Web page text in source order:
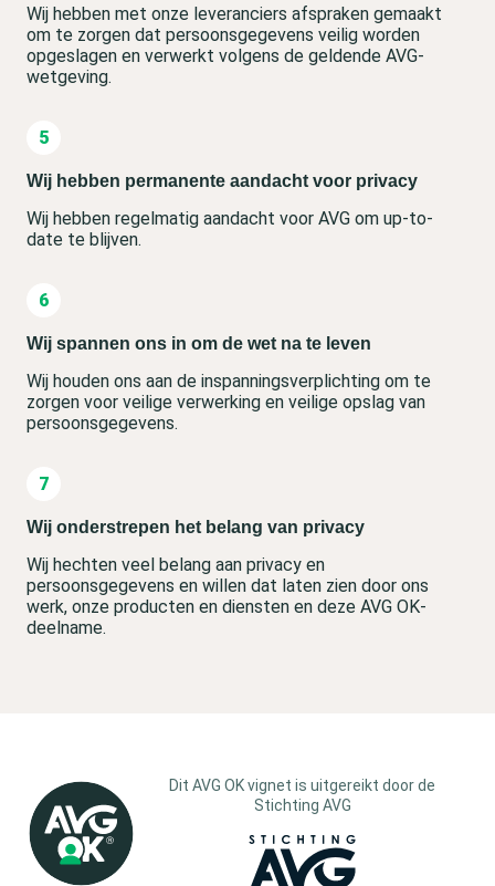
Wij hebben met onze leveranciers afspraken gemaakt
om te zorgen dat persoonsgegevens veilig worden
opgeslagen en verwerkt volgens de geldende AVG-
wetgeving.
Wij hebben permanente aandacht voor privacy
Wij hebben regelmatig aandacht voor AVG om up-to-
date te blijven.
Wij spannen ons in om de wet na te leven
Wij houden ons aan de inspanningsverplichting om te
zorgen voor veilige verwerking en veilige opslag van
persoonsgegevens.
Wij onderstrepen het belang van privacy
Wij hechten veel belang aan privacy en
persoonsgegevens en willen dat laten zien door ons
werk, onze producten en diensten en deze AVG OK-
deelname.
Dit AVG OK vignet is uitgereikt door de
Stichting AVG